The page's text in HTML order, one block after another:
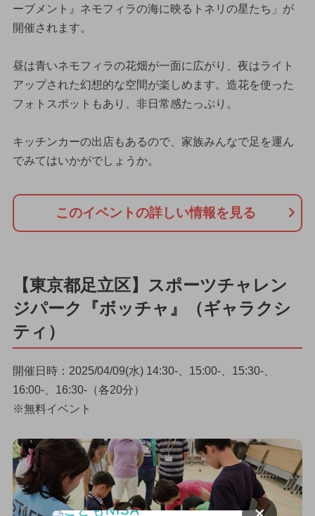
ーブメント』ネモフィラの海に映るトネリの星たち」が
開催されます。
昼は青いネモフィラの花畑が一面に広がり、夜はライト
アップされた幻想的な空間が楽しめます。造花を使った
フォトスポットもあり、非日常感たっぷり。
キッチンカーの出店もあるので、家族みんなで足を運ん
でみてはいかがでしょうか。
このイベントの詳しい情報を見る
【東京都足立区】スポーツチャレン
ジパーク『ボッチャ』（ギャラクシ
ティ）
開催日時：2025/04/09(水) 14:30-、15:00-、15:30-、
16:00-、16:30-（各20分）
※無料イベント